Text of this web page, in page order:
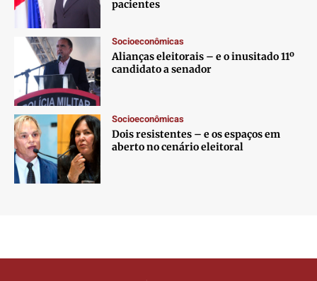
pacientes
Socioeconômicas
Alianças eleitorais – e o inusitado 11º
candidato a senador
Socioeconômicas
Dois resistentes – e os espaços em
aberto no cenário eleitoral